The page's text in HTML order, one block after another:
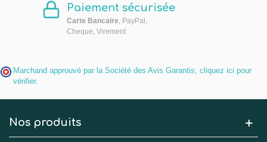
Paiement sécurisée
Carte Bancaire, PayPal,
Cheque, Virement
Marchand approuvé par la Société des Avis Garantis, cliquez ici pour
vérifier.
Nos produits